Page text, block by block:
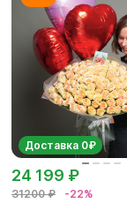
Доставка 0₽
31200 ₽ -22%
24 199 ₽